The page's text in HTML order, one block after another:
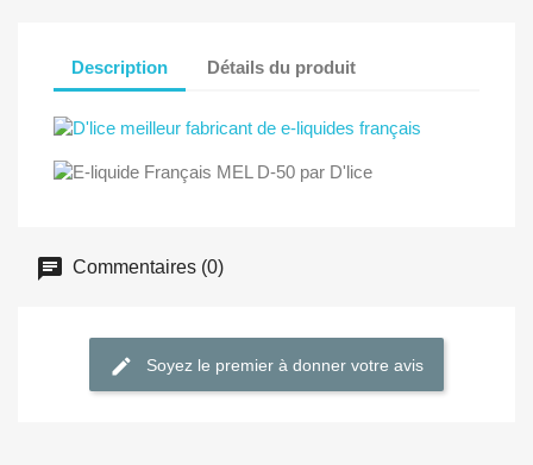
Description Détails du produit
Commentaires (0)
Soyez le premier à donner votre avis